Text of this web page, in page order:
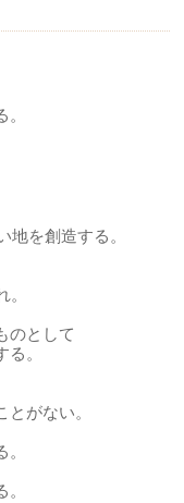
を創造する。
のとして
。
がない。